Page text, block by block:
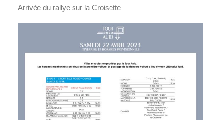
Arrivée du rallye sur la Croisette